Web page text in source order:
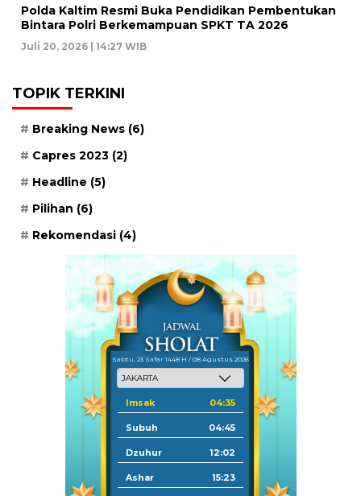
Polda Kaltim Resmi Buka Pendidikan Pembentukan
Bintara Polri Berkemampuan SPKT TA 2026
Juli 20, 2026 | 14:27 WIB
TOPIK TERKINI
Breaking News (6)
Capres 2023 (2)
Headline (5)
Pilihan (6)
Rekomendasi (4)
Sabtu, 23 Safar 1448 H / 08 Agustus 2026
Imsak 04:35
Subuh 04:45
Dzuhur 12:02
Ashar 15:23